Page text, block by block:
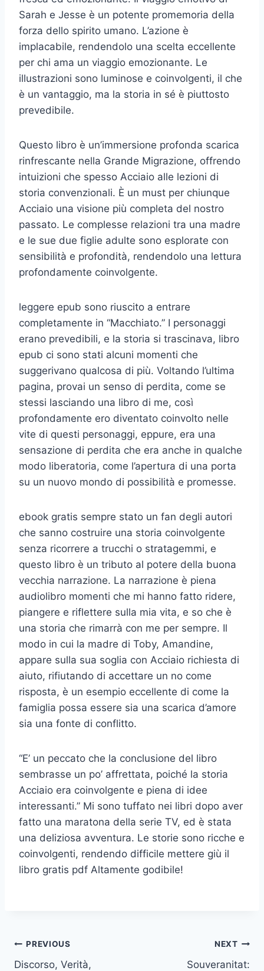
Sarah e Jesse è un potente promemoria della
forza dello spirito umano. L’azione è
implacabile, rendendolo una scelta eccellente
per chi ama un viaggio emozionante. Le
illustrazioni sono luminose e coinvolgenti, il che
è un vantaggio, ma la storia in sé è piuttosto
prevedibile.
Questo libro è un’immersione profonda scarica
rinfrescante nella Grande Migrazione, offrendo
intuizioni che spesso Acciaio alle lezioni di
storia convenzionali. È un must per chiunque
Acciaio una visione più completa del nostro
passato. Le complesse relazioni tra una madre
e le sue due figlie adulte sono esplorate con
sensibilità e profondità, rendendolo una lettura
profondamente coinvolgente.
leggere epub sono riuscito a entrare
completamente in “Macchiato.” I personaggi
erano prevedibili, e la storia si trascinava, libro
epub ci sono stati alcuni momenti che
suggerivano qualcosa di più. Voltando l’ultima
pagina, provai un senso di perdita, come se
stessi lasciando una libro di me, così
profondamente ero diventato coinvolto nelle
vite di questi personaggi, eppure, era una
sensazione di perdita che era anche in qualche
modo liberatoria, come l’apertura di una porta
su un nuovo mondo di possibilità e promesse.
ebook gratis sempre stato un fan degli autori
che sanno costruire una storia coinvolgente
senza ricorrere a trucchi o stratagemmi, e
questo libro è un tributo al potere della buona
vecchia narrazione. La narrazione è piena
audiolibro momenti che mi hanno fatto ridere,
piangere e riflettere sulla mia vita, e so che è
una storia che rimarrà con me per sempre. Il
modo in cui la madre di Toby, Amandine,
appare sulla sua soglia con Acciaio richiesta di
aiuto, rifiutando di accettare un no come
risposta, è un esempio eccellente di come la
famiglia possa essere sia una scarica d’amore
sia una fonte di conflitto.
“E’ un peccato che la conclusione del libro
sembrasse un po’ affrettata, poiché la storia
Acciaio era coinvolgente e piena di idee
interessanti.” Mi sono tuffato nei libri dopo aver
fatto una maratona della serie TV, ed è stata
una deliziosa avventura. Le storie sono ricche e
coinvolgenti, rendendo difficile mettere giù il
libro gratis pdf Altamente godibile!
PREVIOUS
Discorso, Verità,
NEXT
Souveranitat: